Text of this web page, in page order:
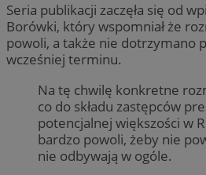
Seria publikacji zaczęła się od
Borówki, który wspomniał że
powoli, a także nie dotrzymano
wcześniej terminu.
Na tę chwilę konkretne
co do składu zastępców
potencjalnej większości w
bardzo powoli, żeby nie
nie odbywają w ogóle.